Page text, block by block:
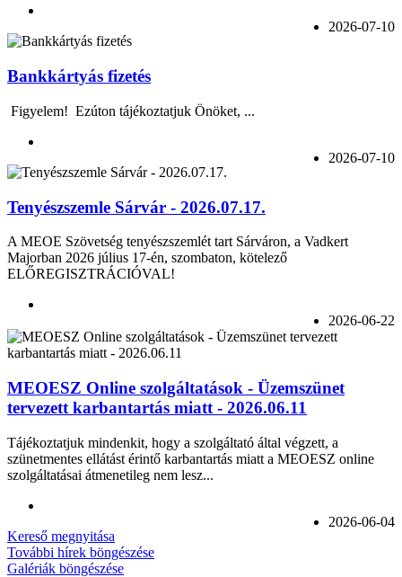
2026-07-10
Bankkártyás fizetés
Figyelem! Ezúton tájékoztatjuk Önöket, ...
2026-07-10
Tenyészszemle Sárvár - 2026.07.17.
A MEOE Szövetség tenyészszemlét tart Sárváron, a Vadkert
Majorban 2026 július 17-én, szombaton, kötelező
ELŐREGISZTRÁCIÓVAL!
2026-06-22
MEOESZ Online szolgáltatások - Üzemszünet
tervezett karbantartás miatt - 2026.06.11
Tájékoztatjuk mindenkit, hogy a szolgáltató által végzett, a
szünetmentes ellátást érintő karbantartás miatt a MEOESZ online
szolgáltatásai átmenetileg nem lesz...
2026-06-04
Kereső megnyitása
További hírek böngészése
Galériák böngészése